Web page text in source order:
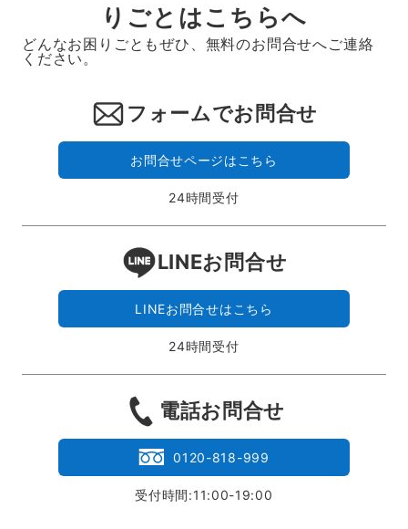
りごとはこちらへ
どんなお困りごともぜひ、無料のお問合せへご連絡
ください。
フォームでお問合せ
お問合せページはこちら
24時間受付
LINEお問合せ
LINEお問合せはこちら
24時間受付
電話お問合せ
0120-818-999
受付時間:11:00-19:00